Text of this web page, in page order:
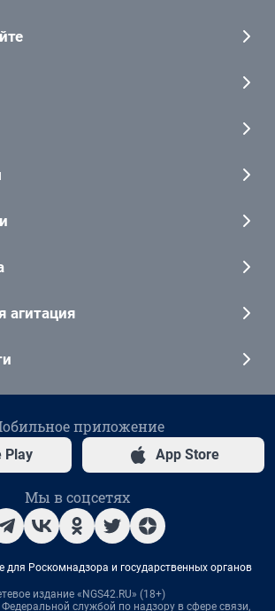
агитация
приложение
Play App Store
Мы в соцсетях
для Роскомнадзора и государственных органов
издание «NGS42.RU» (18+)
службой по надзору в сфере связи,